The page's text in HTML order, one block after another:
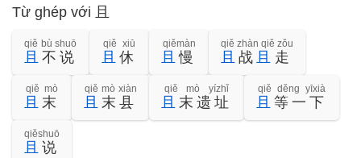
Từ ghép với 且
且 不说
qiě bù shuō
且 休
qiě xiū
且慢
qiěmàn
且战 且 走
qiě zhàn qiě zǒu
且 末
qiě mò
且 末县
qiě mò xiàn
且 末遗址
qiě mò yízhǐ
且 等一下
qiě děng yīxià
且 说
qiěshuō